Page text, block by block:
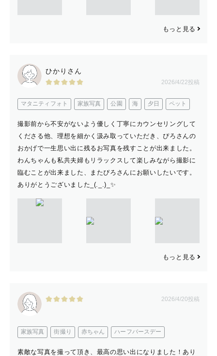
そのため、認知症やお身体の不自由な方でも安心して
老人ホームに暮らしているおじいちゃんおばあちゃんは
娘や息子、孫、ひ孫などが家族に会えたとき、
普段見せないような愛に溢れた表情をされていることが印
象的でした。
そのときの笑顔や愛情を
写真に残すお手伝いができたら嬉しいです😌
最後までお読みいただきありがとうございます。
大事な人との何気ない日常や大切な時間に
写真を通して、小さな幸せを届けられるように心を込めて
もっと見る
ひかりさん
2026/4/22投稿
マタニティフォト 家族写真 公園 海 夕日 ペット
撮影前から不安がないよう優しく丁寧にカウンセリングして
くださる他、理想を細かく汲み取っていただき、ぴろさんの
おかげで一生思い出に残るお写真を残すことが出来ました。
わんちゃんも私共夫婦もリラックスして楽しみながら撮影に
臨むことが出来ました、またぴろさんにお願いしたいです。
ありがとうございました_(._.)_✨
もっと見る
2026/4/20投稿
家族写真 街撮り 赤ちゃん ハーフバースデー
素敵な写真を撮って頂き、最高の思い出になりました！あり